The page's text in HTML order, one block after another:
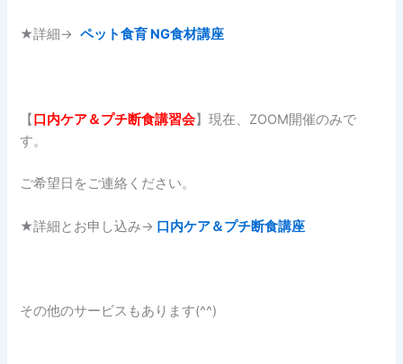
★詳細→ペット食育 NG食材講座
【口内ケア＆プチ断食講習会】現在、ZOOM開催のみで
す。
ご希望日をご連絡ください。
★詳細とお申し込み→ 口内ケア＆プチ断食講座
その他のサービスもあります(^^)